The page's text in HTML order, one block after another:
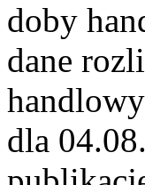
doby
dane
dla